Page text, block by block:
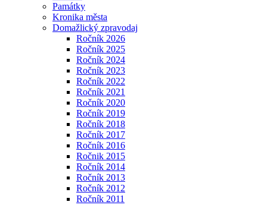
Památky
Kronika města
Domažlický zpravodaj
Ročník 2026
Ročník 2025
Ročník 2024
Ročník 2023
Ročník 2022
Ročník 2021
Ročník 2020
Ročník 2019
Ročník 2018
Ročník 2017
Ročník 2016
Ročnik 2015
Ročník 2014
Ročník 2013
Ročník 2012
Ročník 2011